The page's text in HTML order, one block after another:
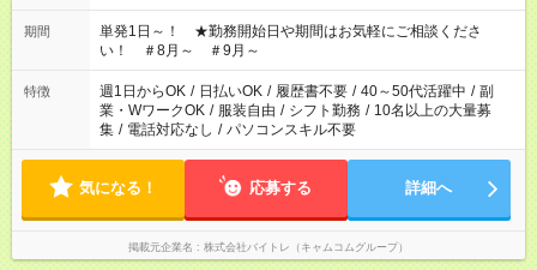
ださい！
期間
単発1日～！ ★勤務開始日や期間はお気軽にご相談くださ
い！ ＃8月～ ＃9月～
特徴 週1日からOK / 日払いOK / 履歴書不要 / 40～50代活躍中 / 副
業・WワークOK / 服装自由 / シフト勤務 / 10名以上の大量募
集 / 電話対応なし / パソコンスキル不要
気になる！ 応募する 詳細へ
掲載元企業名 株式会社バイトレ（キャムコムグループ）